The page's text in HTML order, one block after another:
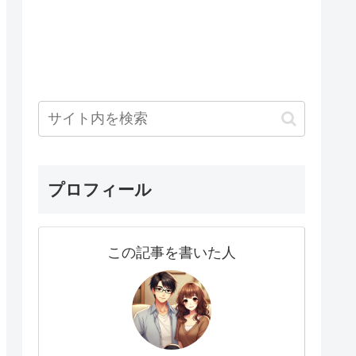
プロフィール
この記事を書いた人